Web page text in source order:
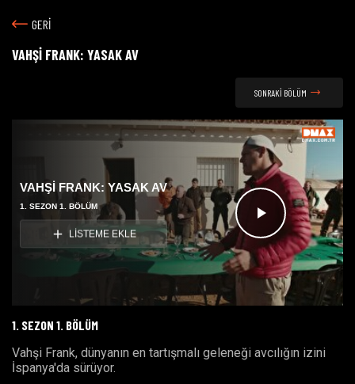
GERİ
VAHŞİ FRANK: YASAK AV
SONRAKİ BÖLÜM
Videoyu
Oynat
VAHŞİ FRANK: YASAK AV
1. SEZON 1. BÖLÜM
LİSTEME EKLE
1. SEZON 1. BÖLÜM
Vahşi Frank, dünyanın en tartışmalı geleneği avcılığın izini
İspanya'da sürüyor.